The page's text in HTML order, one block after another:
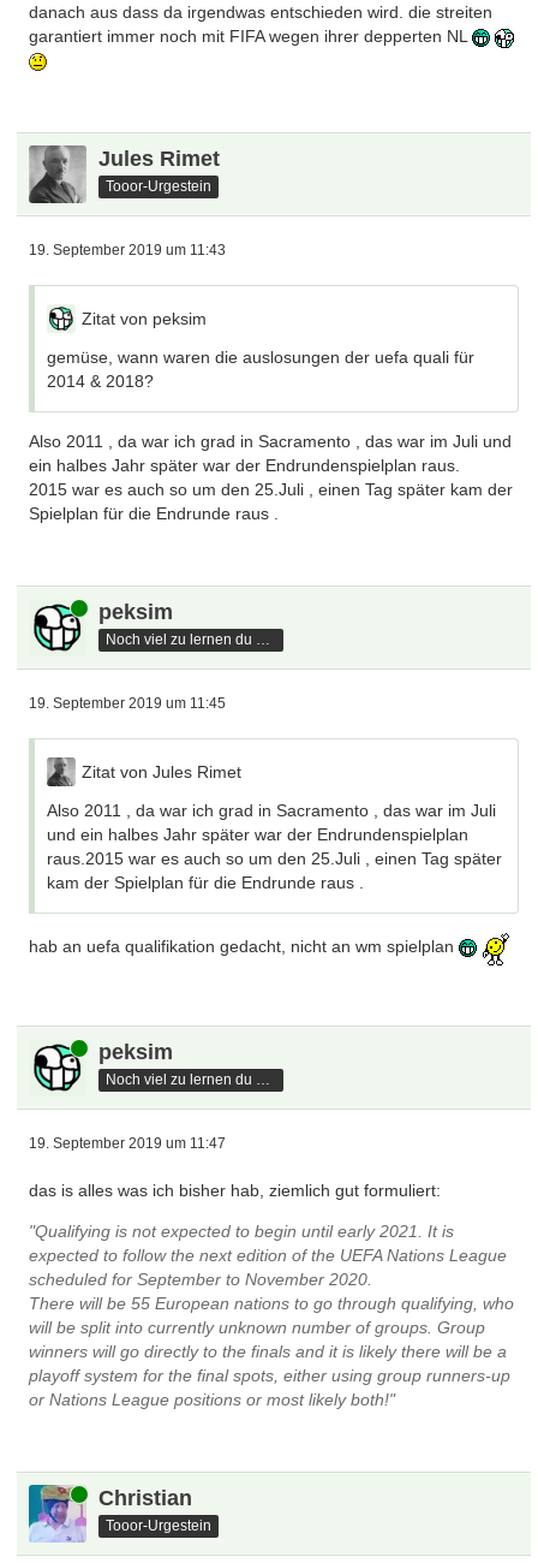
danach aus dass da irgendwas entschieden wird. die streiten
garantiert immer noch mit FIFA wegen ihrer depperten NL
Jules Rimet
Tooor-Urgestein
19. September 2019 um 11:43
Zitat von peksim
gemüse, wann waren die auslosungen der uefa quali für
2014 & 2018?
Also 2011 , da war ich grad in Sacramento , das war im Juli und
ein halbes Jahr später war der Endrundenspielplan raus.
2015 war es auch so um den 25.Juli , einen Tag später kam der
Spielplan für die Endrunde raus .
Online peksim
Noch viel zu lernen du hast
19. September 2019 um 11:45
Zitat von Jules Rimet
Also 2011 , da war ich grad in Sacramento , das war im Juli
und ein halbes Jahr später war der Endrundenspielplan
raus.2015 war es auch so um den 25.Juli , einen Tag später
kam der Spielplan für die Endrunde raus .
hab an uefa qualifikation gedacht, nicht an wm spielplan
Online peksim
Noch viel zu lernen du hast
19. September 2019 um 11:47
das is alles was ich bisher hab, ziemlich gut formuliert:
"Qualifying is not expected to begin until early 2021. It is
expected to follow the next edition of the UEFA Nations League
scheduled for September to November 2020.
There will be 55 European nations to go through qualifying, who
will be split into currently unknown number of groups. Group
winners will go directly to the finals and it is likely there will be a
playoff system for the final spots, either using group runners-up
or Nations League positions or most likely both!"
Online Christian
Tooor-Urgestein